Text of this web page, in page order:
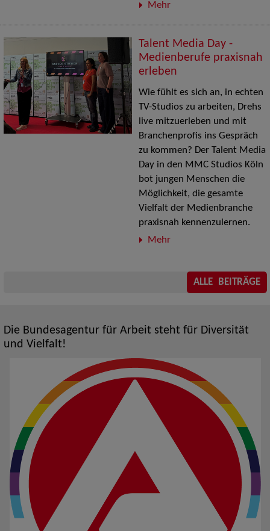
Mehr
Talent Media Day -
Medienberufe praxisnah
erleben
Wie fühlt es sich an, in echten
TV-Studios zu arbeiten, Drehs
live mitzuerleben und mit
Branchenprofis ins Gespräch
zu kommen? Der Talent Media
Day in den MMC Studios Köln
bot jungen Menschen die
Möglichkeit, die gesamte
Vielfalt der Medienbranche
praxisnah kennenzulernen.
Mehr
ALLE BEITRÄGE
Die Bundesagentur für Arbeit steht für Diversität
und Vielfalt!